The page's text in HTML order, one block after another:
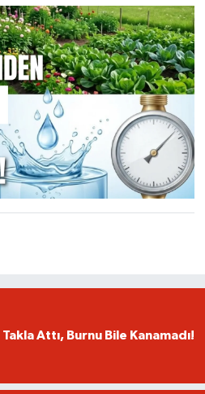
Takla Attı, Burnu Bile Kanamadı!